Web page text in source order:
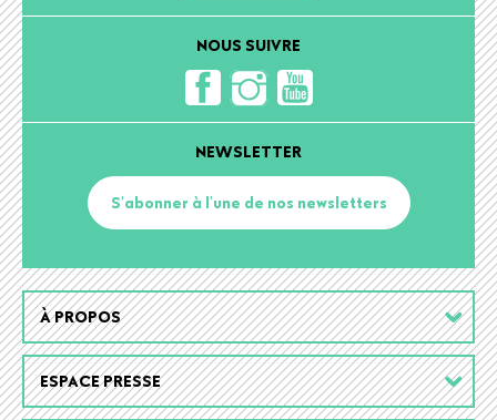
NOUS SUIVRE
NEWSLETTER
S'abonner à l'une de nos newsletters
Footer
menu
À PROPOS
ESPACE PRESSE